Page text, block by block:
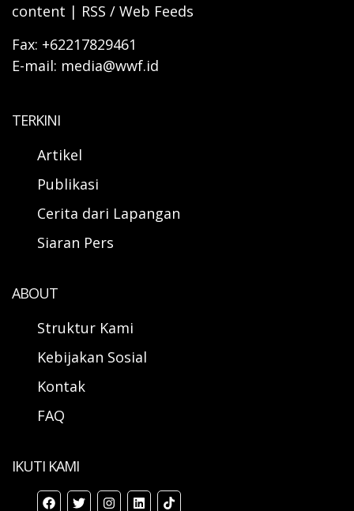
content | RSS / Web Feeds
Fax: +62217829461
E-mail: media@wwf.id
TERKINI
Artikel
Publikasi
Cerita dari Lapangan
Siaran Pers
ABOUT
Struktur Kami
Kebijakan Sosial
Kontak
FAQ
IKUTI KAMI